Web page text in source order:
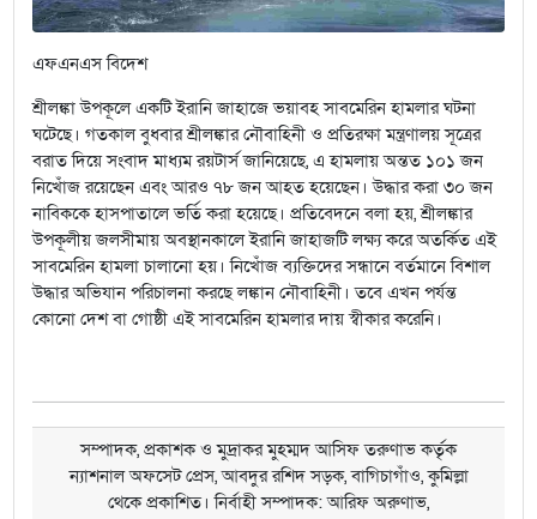
এফএনএস বিদেশ
শ্রীলঙ্কা উপকূলে একটি ইরানি জাহাজে ভয়াবহ সাবমেরিন হামলার ঘটনা
ঘটেছে। গতকাল বুধবার শ্রীলঙ্কার নৌবাহিনী ও প্রতিরক্ষা মন্ত্রণালয় সূত্রের
বরাত দিয়ে সংবাদ মাধ্যম রয়টার্স জানিয়েছে, এ হামলায় অন্তত ১০১ জন
নিখোঁজ রয়েছেন এবং আরও ৭৮ জন আহত হয়েছেন। উদ্ধার করা ৩০ জন
নাবিককে হাসপাতালে ভর্তি করা হয়েছে। প্রতিবেদনে বলা হয়, শ্রীলঙ্কার
উপকূলীয় জলসীমায় অবস্থানকালে ইরানি জাহাজটি লক্ষ্য করে অতর্কিত এই
সাবমেরিন হামলা চালানো হয়। নিখোঁজ ব্যক্তিদের সন্ধানে বর্তমানে বিশাল
উদ্ধার অভিযান পরিচালনা করছে লঙ্কান নৌবাহিনী। তবে এখন পর্যন্ত
কোনো দেশ বা গোষ্ঠী এই সাবমেরিন হামলার দায় স্বীকার করেনি।
সম্পাদক, প্রকাশক ও মুদ্রাকর মুহম্মদ আসিফ তরুণাভ কর্তৃক
ন্যাশনাল অফসেট প্রেস, আবদুর রশিদ সড়ক, বাগিচাগাঁও, কুমিল্লা
থেকে প্রকাশিত। নির্বাহী সম্পাদক: আরিফ অরুণাভ,